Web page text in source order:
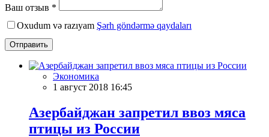
Ваш отзыв *
Oxudum və razıyam Şərh göndərmə qaydaları
Отправить
Экономика
1 август 2018 16:45
Азербайджан запретил ввоз мяса
птицы из России